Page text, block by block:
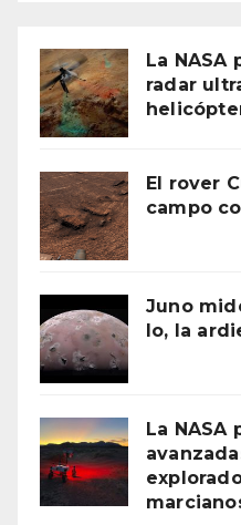
La NASA
radar
El rover
campo
Juno
Io, la
La NASA